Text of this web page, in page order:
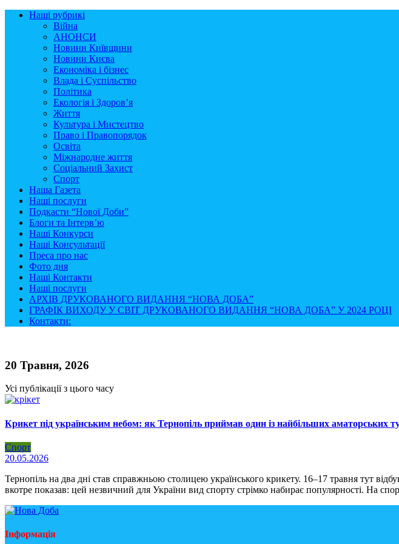
Наші рубрикі
Війна
АНОНСИ
Новини Київщини
Новини Києва
Економіка і бізнес
Влада і Суспільство
Політика
Екологія і Здоров’я
Життя
Культура і Мистецтво
Право і Правопорядок
Освіта
Міжнародне життя
Соціальний Захист
Спорт
Наша Газета
Наші послуги
Подкасти “Нової Доби”
Блоги та Інтерв’ю
Наші Конкурси
Наші Консультації
Преса про нас
Фото дня
Наші Контакти
Наші послуги
АРХІВ ДРУКОВАНОГО ВИДАННЯ “НОВА ДОБА”
ГРАФІК ВИХОДУ У СВІТ ДРУКОВАНОГО ВИДАННЯ “НОВА ДОБА” У 2024 РОЦІ
Контакти:
20 Травня, 2026
Усі публікації з цього часу
Крикет під українським небом: як Тернопіль приймав один із найбільших аматорських
Спорт
20.05.2026
Тернопіль на два дні став справжньою столицею українського крикету. 16–17 травня тут
вкотре показав: цей незвичний для України вид спорту стрімко набирає популярності. На
Інформація